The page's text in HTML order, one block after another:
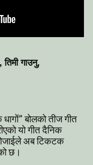
तिमी गाउनु,
बोलको तीज गीत
यो गीत दैनिक
अब टिकटक
छ।